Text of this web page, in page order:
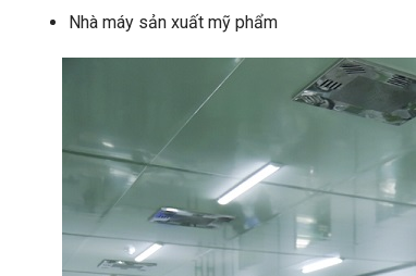
Nhà máy sản xuất mỹ phẩm